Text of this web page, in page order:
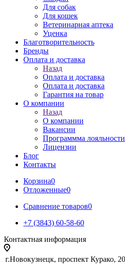
Для собак
Для кошек
Ветеринарная аптека
Уценка
Благотворительность
Бренды
Оплата и доставка
Назад
Оплата и доставка
Оплата и доставка
Гарантия на товар
О компании
Назад
О компании
Вакансии
Программма лояльности
Лицензии
Блог
Контакты
Корзина0
Отложенные0
Сравнение товаров0
+7 (3843) 60-58-60
Контактная информация
г.Новокузнецк, проспект Курако, 20